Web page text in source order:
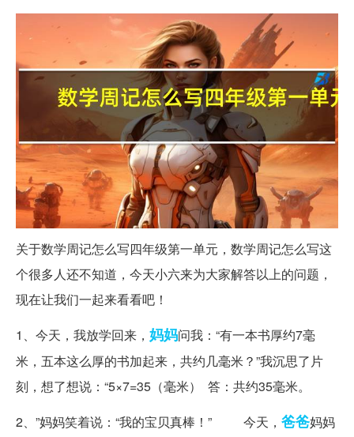
关于数学周记怎么写四年级第一单元，数学周记怎么写这
个很多人还不知道，今天小六来为大家解答以上的问题，
现在让我们一起来看看吧！
1、今天，我放学回来， 妈妈问我：“有一本书厚约7毫
米，五本这么厚的书加起来，共约几毫米？”我沉思了片
刻，想了想说：“5×7=35（毫米） 答：共约35毫米。
2、”妈妈笑着说：“我的宝贝真棒！” 今天， 爸爸妈妈